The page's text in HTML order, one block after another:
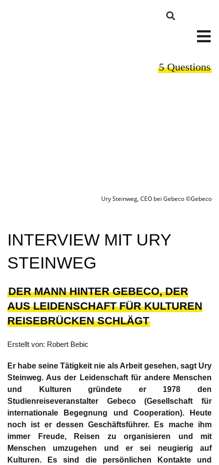
5 Questions
Ury Steinweg, CEO bei Gebeco ©Gebeco
INTERVIEW MIT URY
STEINWEG
DER MANN HINTER GEBECO, DER
AUS LEIDENSCHAFT FÜR KULTUREN
REISEBRÜCKEN SCHLÄGT
Erstellt von: Robert Bebic
Er habe seine Tätigkeit nie als Arbeit gesehen, sagt Ury
Steinweg. Aus der Leidenschaft für andere Menschen
und Kulturen gründete er 1978 den
Studienreiseveranstalter Gebeco (Gesellschaft für
internationale Begegnung und Cooperation). Heute
noch ist er dessen Geschäftsführer. Es mache ihm
immer Freude, Reisen zu organisieren und mit
Menschen umzugehen und er sei neugierig auf
Kulturen. Es sind die persönlichen Kontakte und